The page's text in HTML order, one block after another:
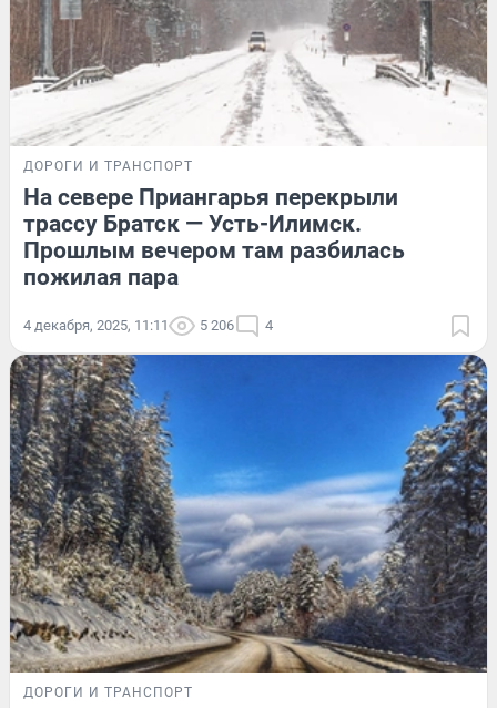
ДОРОГИ И ТРАНСПОРТ
На севере Приангарья перекрыли
трассу Братск — Усть-Илимск.
Прошлым вечером там разбилась
пожилая пара
4 декабря, 2025, 11:11 5 206 4
ДОРОГИ И ТРАНСПОРТ